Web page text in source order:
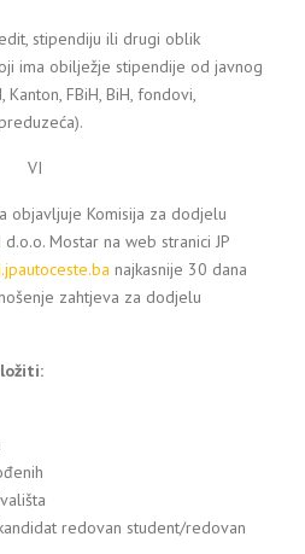
stipendiju ili drugi oblik
ima obilježje stipendije od javnog
FBiH, BiH, fondovi,
VI
objavljuje Komisija za dodjelu
Mostar na web stranici JP
najkasnije 30 dana
zahtjeva za dodjelu
redovan student/redovan